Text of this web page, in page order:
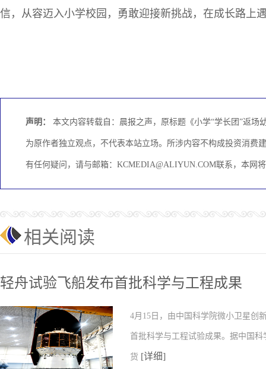
信，从容迈入小学校园，勇敢迎接新挑战，在成长路上
声明： 本文内容转载自：晨报之声，原标题《小学“学长团”返
为原作者独立观点，不代表本站立场。所涉内容不构成投资消费
有任何疑问，请与邮箱：KCMEDIA@ALIYUN.COM联系，本网
相关阅读
轻舟试验飞船发布首批科学与工程成果
4月15日，由中国科学院微小卫星创
首批科学与工程试验成果。据中国
货 [详细]